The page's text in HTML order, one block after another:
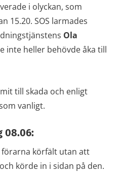
i olyckan, som
15.20. SOS larmades
Ola
inte heller behövde åka till
till skada och enligt
vanligt.
08.06:
förarna körfält utan att
körde in i sidan på den.